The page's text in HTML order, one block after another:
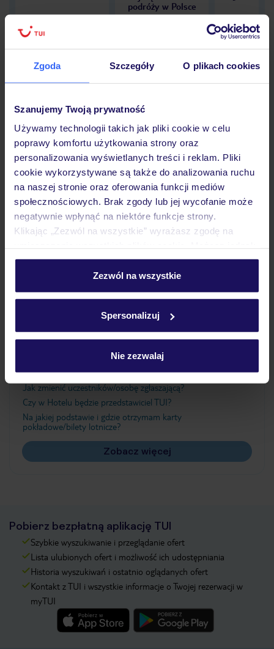
Zgoda Szczegóły O plikach cookies
Szanujemy Twoją prywatność
Używamy technologii takich jak pliki cookie w celu
poprawy komfortu użytkowania strony oraz
personalizowania wyświetlanych treści i reklam. Pliki
cookie wykorzystywane są także do analizowania ruchu
na naszej stronie oraz oferowania funkcji mediów
społecznościowych. Brak zgody lub jej wycofanie może
negatywnie wpłynąć na niektóre funkcje strony.
Klikając „Zezwól na wszystkie” wyrażasz zgodę na
personalizować swój wybór wchodząc w zakładkę
Szczegółowe informacje o plikach cookie znajdziesz
Zezwól na wszystkie
Spersonalizuj
Nie zezwalaj
podróży w Polsce
Hotel
Opinie
Pokoje
Wyżywienie
Ważne informacje
Jak zmienić uczestników/osobę zgłaszającą?
Czy w Hotelu będzie przedstawiciel TUI?
Na jakiej podstawie i gdzie otrzymam karty
pokładowe/bilety lotnicze?
Zobacz więcej
Pobierz bezpłatną aplikację TUI
Szybkie wyszukiwanie i przeglądanie ofert
Lista ulubionych ofert i możliwość ich udostępniania
Historia wyszukiwań i ostatnio oglądanych ofert
Kontakt z TUI i wszystkie informacje o Twojej rezerwacji w
myTUI